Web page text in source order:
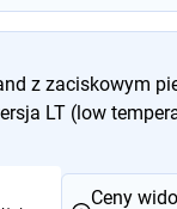
z zaciskowym
LT (low
Ceny